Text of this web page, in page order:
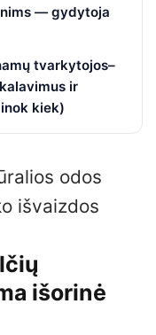
— gydytoja
tvarkytojos–
ir
kiek)
odos
išvaizdos
išorinė